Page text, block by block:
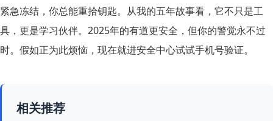
紧急冻结，你总能重拾钥匙。从我的五年故事看，它不只是工
具，更是学习伙伴。2025年的有道更安全，但你的警觉永不过
时。假如正为此烦恼，现在就进安全中心试试手机号验证。
相关推荐